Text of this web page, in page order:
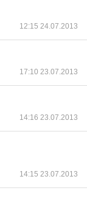
12:15 24.07.2013
17:10 23.07.2013
14:16 23.07.2013
14:15 23.07.2013